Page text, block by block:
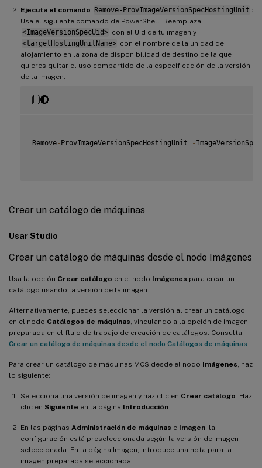
Ejecuta el comando Remove-ProvImageVersionSpecHostingUnit :
Usa el siguiente comando de PowerShell. Reemplaza
<ImageVersionSpecUid> con el Uid de tu imagen y
<targetHostingUnitName> con el nombre de la unidad de
alojamiento en la zona de disponibilidad de destino de la que
quieres quitar el uso compartido de la especificación de la versión
de la imagen:
Remove- ProvImageVersionSpecHostingUnit -
Crear un catálogo de máquinas
Usar Studio
Crear un catálogo de máquinas desde el nodo Imágenes
Usa la opción Crear catálogo en el nodo Imágenes para crear un
catálogo usando la versión de la imagen.
Alternativamente, puedes seleccionar la versión al crear un catálogo
en el nodo Catálogos de máquinas , vinculando a la opción de imagen
preparada en el flujo de trabajo de creación de catálogos. Consulta
Crear un catálogo de máquinas desde el nodo Catálogos de máquinas
Para crear un catálogo de máquinas MCS desde el nodo Imágenes , haz
lo siguiente:
Selecciona una versión de imagen y haz clic en Crear catálogo . Haz
clic en Siguiente en la página Introducción
En las páginas Administración de máquinas e Imagen , la
configuración está preseleccionada según la versión de imagen
seleccionada. En la página Imagen, introduce una nota para la
imagen preparada seleccionada.